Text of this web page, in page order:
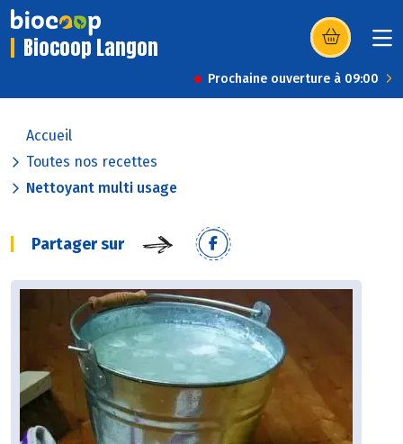
Biocoop Langon (s’ouvre dans
Prochaine ouverture à 09:00
Accueil
Toutes nos recettes
Nettoyant multi usage
Partager sur